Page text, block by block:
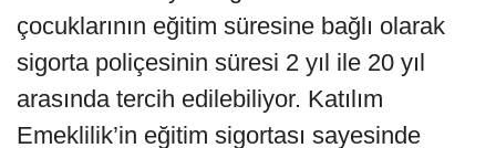
çocuklarının eğitim süresine bağlı olarak
sigorta poliçesinin süresi 2 yıl ile 20 yıl
arasında tercih edilebiliyor. Katılım
Emeklilik’in eğitim sigortası sayesinde